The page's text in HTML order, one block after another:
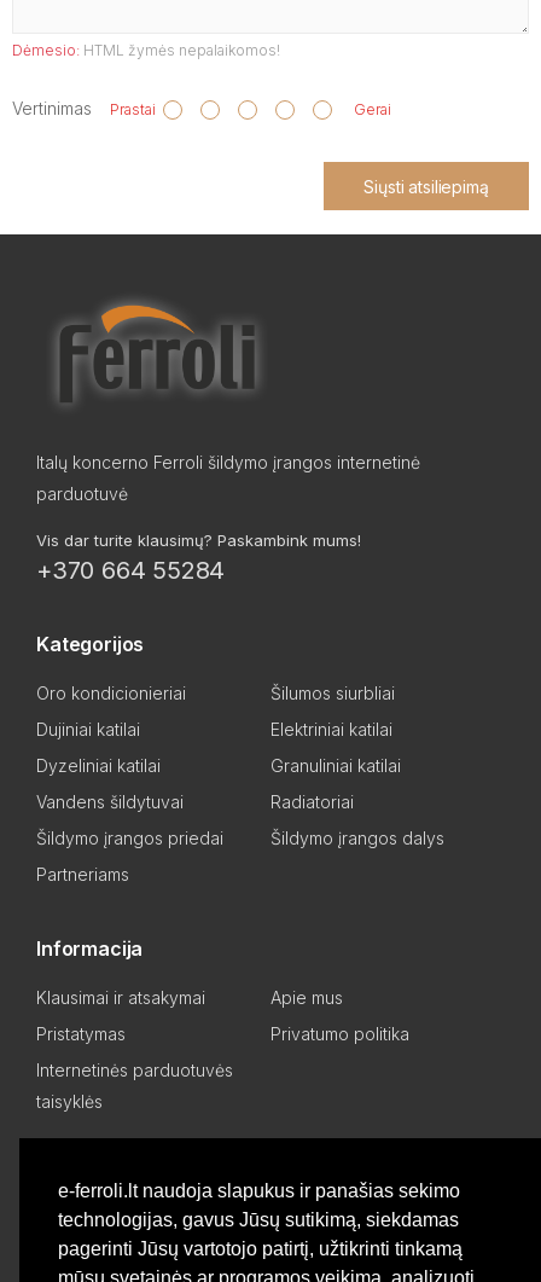
e-ferroli.lt naudoja slapukus ir panašias sekimo
technologijas, gavus Jūsų sutikimą, siekdamas
pagerinti Jūsų vartotojo patirtį, užtikrinti tinkamą
mūsų svetainės ar programos veikimą, analizuoti
Dėmesio: HTML žymės nepalaikomos!
Vertinimas Prastai Gerai
Siųsti atsiliepimą
Italų koncerno Ferroli šildymo įrangos internetinė
parduotuvė
Vis dar turite klausimų? Paskambink mums!
+370 664 55284
Kategorijos
Oro kondicionieriai
Šilumos siurbliai
Dujiniai katilai
Elektriniai katilai
Dyzeliniai katilai
Granuliniai katilai
Vandens šildytuvai
Radiatoriai
Šildymo įrangos priedai
Šildymo įrangos dalys
Partneriams
Informacija
Klausimai ir atsakymai
Apie mus
Pristatymas
Privatumo politika
Internetinės parduotuvės
taisyklės
Asmeninis kabinetas
Pageidavimų sąrašas
Palyginti produktus
Basket